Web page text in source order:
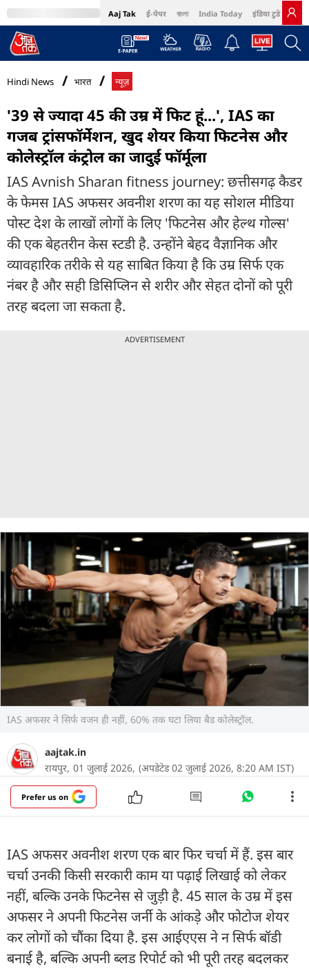
Aaj Tak ई-पेपर বাংলা India Today इंडिया टुडे हिंदी
MumbaiTak Cosmopolitan Harper's Bazaar Northeast
Hindi News भारत न्यूज़
'39 से ज्यादा 45 की उम्र में फिट हूं...', IAS का
गजब ट्रांसफॉर्मेशन, खुद शेयर किया फिटनेस और
कोलेस्ट्रॉल कंट्रोल का जादुई फॉर्मूला
IAS Avnish Sharan fitness journey: छत्तीसगढ़ कैडर
के फेमस IAS अफसर अवनीश शरण का यह सोशल मीडिया
पोस्ट देश के लाखों लोगों के लिए 'फिटनेस और हेल्थ गोल्स'
की एक बेहतरीन केस स्टडी है. उन्होंने बेहद वैज्ञानिक और
व्यावहारिक तरीके से यह साबित किया है कि उम्र सिर्फ एक
नंबर है और सही डिसिप्लिन से शरीर और सेहत दोनों को पूरी
तरह बदला जा सकता है.
ADVERTISEMENT
IAS अफसर ने सिर्फ वजन ही नहीं, 60% तक घटा लिया बैड कोलेस्ट्रॉल.
aajtak.in
रायपुर, 01 जुलाई 2026, (अपडेटेड 02 जुलाई 2026, 8:20 AM IST)
Prefer us on
IAS अफसर अवनीश शरण एक बार फिर चर्चा में हैं. इस बार
चर्चा उनकी किसी सरकारी काम या पढ़ाई लिखाई को लेकर
नहीं, बल्कि उनके फिटनेस से जुड़ी है. 45 साल के उम्र में इस
अफसर ने अपनी फिटनेस जर्नी के आंकड़े और फोटोज शेयर
कर लोगों को चौंका दिया है. इस आईएएस ने न सिर्फ बॉडी
बनाई है, बल्कि अपनी ब्लड रिपोर्ट को भी पूरी तरह बदलकर